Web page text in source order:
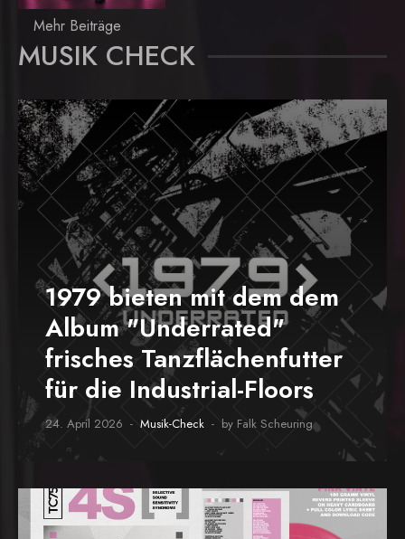
Mehr Beiträge
MUSIK CHECK
1979 bieten mit dem dem
Album "Underrated"
frisches Tanzflächenfutter
für die Industrial-Floors
24. April 2026 Musik-Check by Falk Scheuring